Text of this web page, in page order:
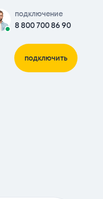
подключение
8 800 700 86 90
подключить